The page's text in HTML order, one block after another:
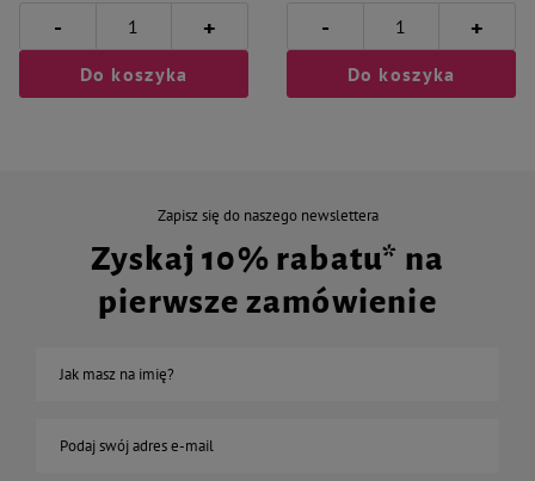
- +
Do koszyka
- +
Do koszyka
Zapisz się do naszego newslettera
Zyskaj 10% rabatu* na
pierwsze zamówienie
Jak masz na imię?
Podaj swój adres e-mail